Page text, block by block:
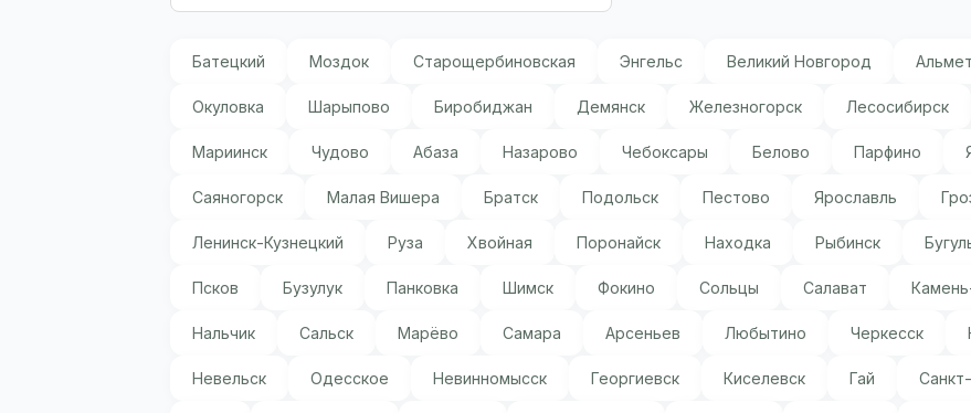
Батецкий Моздок Старощербиновская Энгельс Великий Новгород
Окуловка Шарыпово Биробиджан Демянск Железногорск Лесосибирск
Мариинск Чудово Абаза Назарово Чебоксары Белово Парфино
Саяногорск Малая Вишера Братск Подольск Пестово Ярославль
Ленинск-Кузнецкий Руза Хвойная Поронайск Находка Рыбинск
Псков Бузулук Панковка Шимск Фокино Сольцы Салават
Нальчик Сальск Марёво Самара Арсеньев Любытино Черкесск
Невельск Одесское Невинномысск Георгиевск Киселевск Гай